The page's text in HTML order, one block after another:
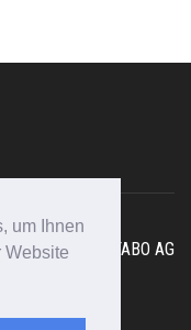
um Ihnen
WebsiteSchweiz
FABO AG